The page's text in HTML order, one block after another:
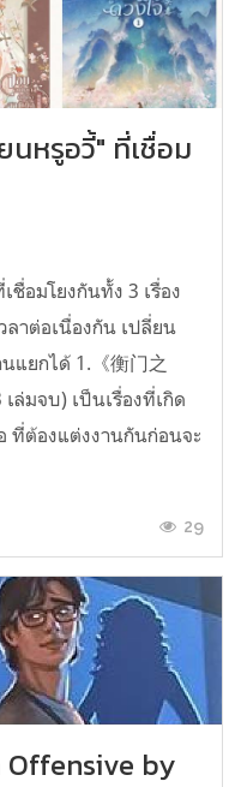
นหรูอวี้" ที่เชื่อม
ชื่อมโยงกันทั้ง 3 เรื่อง
ลาต่อเนื่องกัน เปลี่ยน
แยกได้ 1.《衡门之
ล่มจบ) เป็นเรื่องที่เกิด
ที่ต้องแต่งงานกันก่อนจะ
29
Offensive by